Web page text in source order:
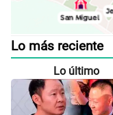
Lo más reciente
Lo último